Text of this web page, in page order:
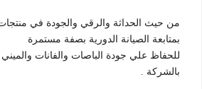
من حيث الحداثة والرقي والجودة في
بمتابعة الصيانة الدورية بصفة مستمرة
للحفاظ علي جودة الباصات والفانات
بالشركة .